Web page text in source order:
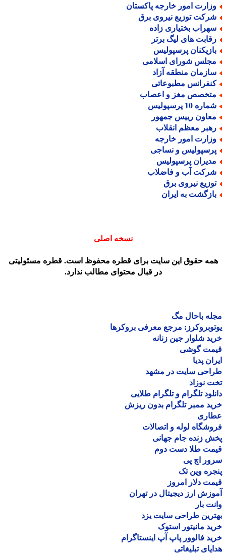
امور خارجه پاکستان
توزیع نیروی برق
بختیاری زاده
های لیگ برتر
پرسپولیس
شورای اسلامی
منطقه آزاد
مطبوعاتی
مغز و اعصاب
10 پرسپولیس
رییس جمهور
معظم انقلاب
امور خارجه
و نساجی
پرسپولیس
آب و فاضلاب
نیروی برق
به ایران
نسخه اصلی
حقوق این سایت برای قطره محفوظ است. قطره مسئولیتی
در قبال محتوای مطالب ندارد.
باحال مگ
مرجع معرفی بروکرها
شلوار جین زنانه
گوشی
پدیا
سایت در مشهد
نوزاد
تلگرام و تلگرام طلایی
ممبر تلگرام بدون ریزش
لوله و اتصالات
زنده جام جهانی
طلا دست دوم
اچ پی
وین تک
دلار امروز
ارز دیجیتال در تهران
بار
طراحی سایت یزد
مانیتور استوک
فالوور پاپ آپ اینستاگرام
تبلیغاتی